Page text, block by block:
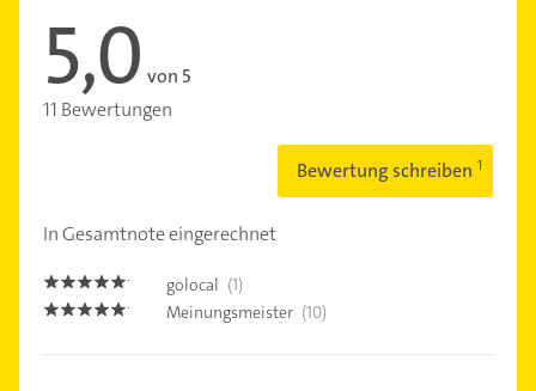
5,0 von 5
11 Bewertungen
Bewertung schreiben
In Gesamtnote eingerechnet
5.0 golocal (1)
5.0 Meinungsmeister (10)